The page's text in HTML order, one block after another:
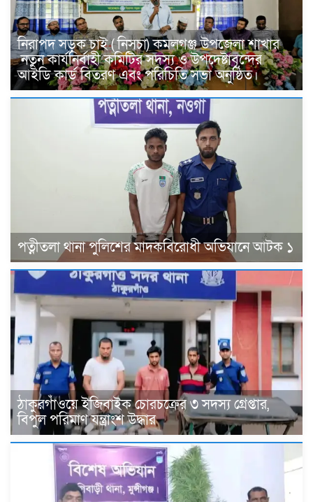
নিরাপদ সড়ক চাই ( নিসচা) কমলগঞ্জ উপজেলা শাখার
নতুন কার্যনির্বাহী কমিটির সদস্য ও উপদেষ্টাবৃন্দের
আইডি কার্ড বিতরণ এবং পরিচিতি সভা অনুষ্ঠিত।
পত্নীতলা থানা পুলিশের মাদকবিরোধী অভিযানে আটক ১
ঠাকুরগাঁওয়ে ইজিবাইক চোরচক্রের ৩ সদস্য গ্রেপ্তার,
বিপুল পরিমাণ যন্ত্রাংশ উদ্ধার ‎